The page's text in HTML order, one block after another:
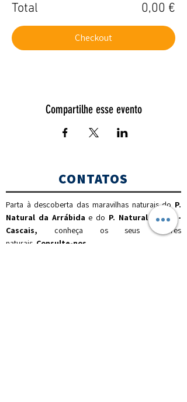
Total 0,00 €
Checkout
Compartilhe esse evento
CONTATOS
Parta à descoberta das maravilhas naturais do P.
Natural da Arrábida e do P. Natural Sintra -
Cascais, conheça os seus valores
naturais. Consulte-nos